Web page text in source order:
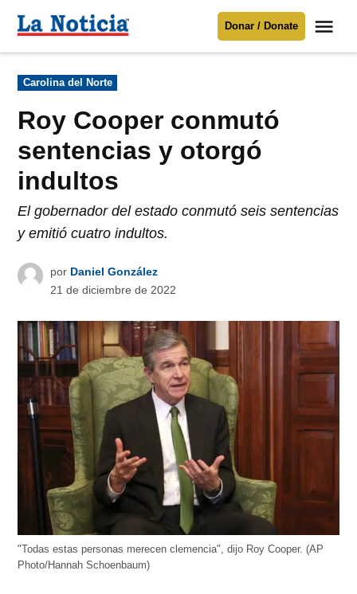
Para mantenerte informado necesitamos
Donar
contenido
Noticia
Donar / Donate
Publicado
en
Carolina del Norte
Roy Cooper conmutó
sentencias y otorgó
indultos
El gobernador del estado conmutó seis sentencias
y emitió cuatro indultos.
por Daniel González
21 de diciembre de 2022
"Todas estas personas merecen clemencia", dijo Roy Cooper. (AP
Photo/Hannah Schoenbaum)